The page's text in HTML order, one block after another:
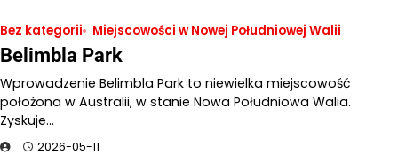
Bez kategorii Miejscowości w Nowej Południowej Walii
Belimbla Park
Wprowadzenie Belimbla Park to niewielka miejscowość
położona w Australii, w stanie Nowa Południowa Walia.
Zyskuje…
2026-05-11